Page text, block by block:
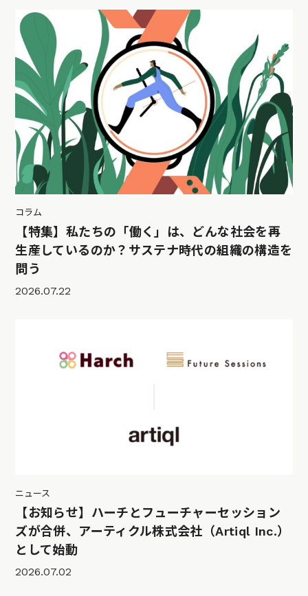
コラム
【特集】私たちの「働く」は、どんな社会を再
生産しているのか？サステナ時代の組織の構造を
問う
2026.07.22
ニュース
【お知らせ】ハーチとフューチャーセッション
ズが合併、アーティクル株式会社（Artiql Inc.）
として始動
2026.07.02